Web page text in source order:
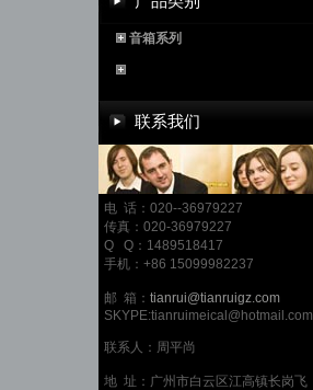
音箱系列
联系我们
电 话：020--36979227
传真：020-36979227
Q Q：1489518417
手机：+86 15099982237
邮 箱： tianrui@tianruigz.com
SKYPE:tianruimeical@hotmail.com
联系人：周平尚
地 址：广州市白云区江高镇长岗飞